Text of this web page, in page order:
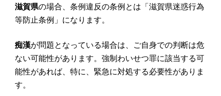
滋賀県の場合、条例違反の条例とは「滋賀県迷惑行為
等防止条例」になります。
痴漢が問題となっている場合は、ご自身での判断は危
ない可能性があります。強制わいせつ罪に該当する可
能性があれば、特に、緊急に対処する必要性がありま
す。